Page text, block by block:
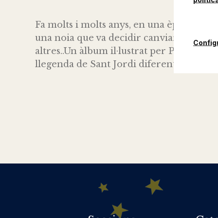
Fa molts i molts anys, en una època on
una noia que va decidir canviar el
altres..Un àlbum il·lustrat per Pilarín
llegenda de Sant Jordi diferent.